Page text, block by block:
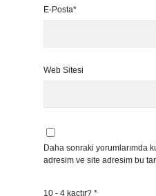
E-Posta*
Web Sitesi
Daha sonraki yorumlarımda
adresim ve site adresim bu
10 - 4 kaçtır? *